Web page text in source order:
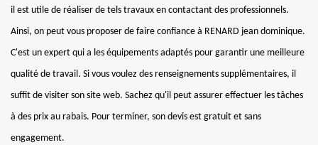
il est utile de réaliser de tels travaux en contactant des professionnels.
Ainsi, on peut vous proposer de faire confiance à RENARD jean dominique.
C'est un expert qui a les équipements adaptés pour garantir une meilleure
qualité de travail. Si vous voulez des renseignements supplémentaires, il
suffit de visiter son site web. Sachez qu'il peut assurer effectuer les tâches
à des prix au rabais. Pour terminer, son devis est gratuit et sans
engagement.